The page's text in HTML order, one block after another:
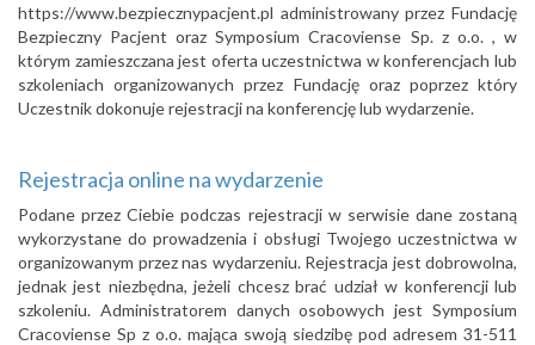
https://www.bezpiecznypacjent.pl administrowany przez Fundację
Bezpieczny Pacjent oraz Symposium Cracoviense Sp. z o.o. , w
którym zamieszczana jest oferta uczestnictwa w konferencjach lub
szkoleniach organizowanych przez Fundację oraz poprzez który
Uczestnik dokonuje rejestracji na konferencję lub wydarzenie.
Rejestracja online na wydarzenie
Podane przez Ciebie podczas rejestracji w serwisie dane zostaną
wykorzystane do prowadzenia i obsługi Twojego uczestnictwa w
organizowanym przez nas wydarzeniu. Rejestracja jest dobrowolna,
jednak jest niezbędna, jeżeli chcesz brać udział w konferencji lub
szkoleniu. Administratorem danych osobowych jest Symposium
Cracoviense Sp z o.o. mająca swoją siedzibę pod adresem 31-511